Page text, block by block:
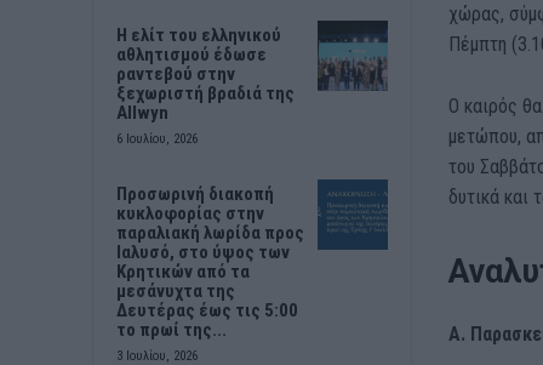
Η ελίτ του ελληνικού
αθλητισμού έδωσε
ραντεβού στην
ξεχωριστή βραδιά της
Allwyn
6 Ιουλίου, 2026
Προσωρινή διακοπή
κυκλοφορίας στην
παραλιακή λωρίδα προς
Ιαλυσό, στο ύψος των
Κρητικών από τα
μεσάνυχτα της
Δευτέρας έως τις 5:00
το πρωί της...
3 Ιουλίου, 2026
χώρας,
Πέμπτη
Ο καιρός
μετώπου,
του
δυτικά και
Α.